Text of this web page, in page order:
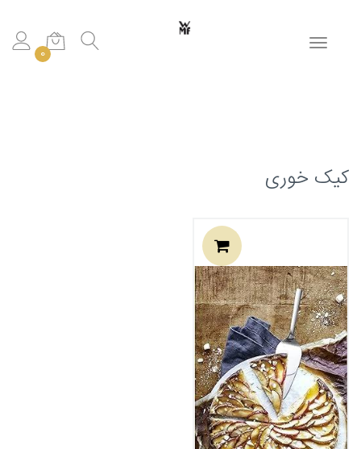
Toggle navigation
0
کیک خوری